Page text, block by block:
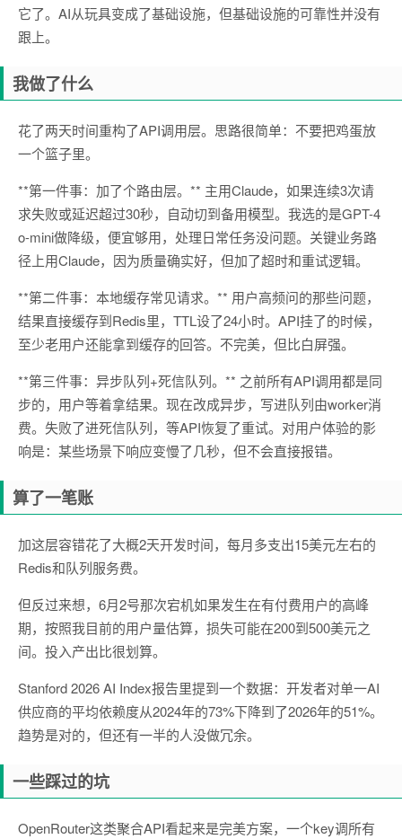
它了。AI从玩具变成了基础设施，但基础设施的可靠性并没有
跟上。
我做了什么
花了两天时间重构了API调用层。思路很简单：不要把鸡蛋放
一个篮子里。
**第一件事：加了个路由层。** 主用Claude，如果连续3次请
求失败或延迟超过30秒，自动切到备用模型。我选的是GPT-4
o-mini做降级，便宜够用，处理日常任务没问题。关键业务路
径上用Claude，因为质量确实好，但加了超时和重试逻辑。
**第二件事：本地缓存常见请求。** 用户高频问的那些问题，
结果直接缓存到Redis里，TTL设了24小时。API挂了的时候，
至少老用户还能拿到缓存的回答。不完美，但比白屏强。
**第三件事：异步队列+死信队列。** 之前所有API调用都是同
步的，用户等着拿结果。现在改成异步，写进队列由worker消
费。失败了进死信队列，等API恢复了重试。对用户体验的影
响是：某些场景下响应变慢了几秒，但不会直接报错。
算了一笔账
加这层容错花了大概2天开发时间，每月多支出15美元左右的
Redis和队列服务费。
但反过来想，6月2号那次宕机如果发生在有付费用户的高峰
期，按照我目前的用户量估算，损失可能在200到500美元之
间。投入产出比很划算。
Stanford 2026 AI Index报告里提到一个数据：开发者对单一AI
供应商的平均依赖度从2024年的73%下降到了2026年的51%。
趋势是对的，但还有一半的人没做冗余。
一些踩过的坑
OpenRouter这类聚合API看起来是完美方案，一个key调所有